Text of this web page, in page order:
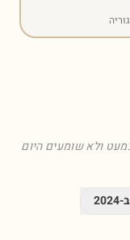
ולא שומעים היום
ב-2024